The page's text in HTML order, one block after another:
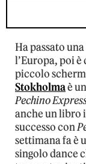
Ha passato
l’Europa, poi
piccolo
Stokholmaè
Pechino
anche un libro
successo con
settimana fa è
singolo dance